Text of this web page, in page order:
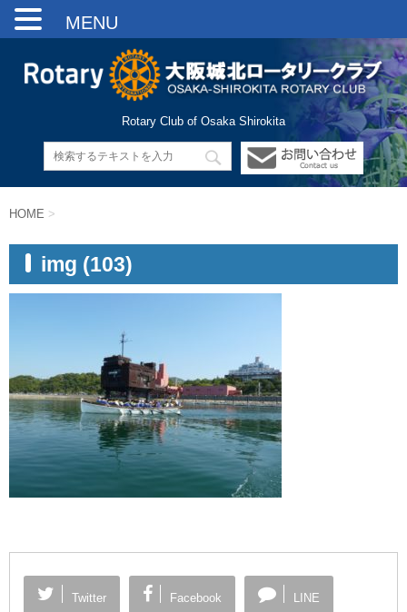
Rotary Club of Osaka Shirokita
HOME >
img (103)
Twitter Facebook LINE
MENU